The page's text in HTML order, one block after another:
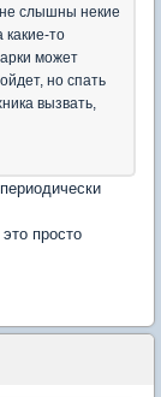
не слышны некие
какие-то
может
но спать
вызвать,
просто